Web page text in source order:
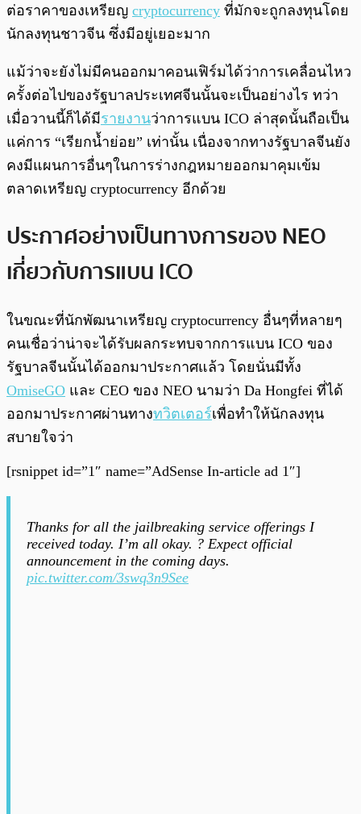
ต่อราคาของเหรียญ cryptocurrency ที่มักจะถูกลงทุนโดย
นักลงทุนชาวจีน ซึ่งมีอยู่เยอะมาก
แม้ว่าจะยังไม่มีคนออกมาคอนเฟิร์มได้ว่าการเคลื่อนไหว
ครั้งต่อไปของรัฐบาลประเทศจีนนั้นจะเป็นอย่างไร ทว่า
เมื่อวานนี้ก็ได้มีรายงานว่าการแบน ICO ล่าสุดนั้นถือเป็น
แค่การ “เรียกน้ำย่อย” เท่านั้น เนื่องจากทางรัฐบาลจีนยัง
คงมีแผนการอื่นๆในการร่างกฎหมายออกมาคุมเข้ม
ตลาดเหรียญ cryptocurrency อีกด้วย
ประกาศอย่างเป็นทางการของ NEO
เกี่ยวกับการแบน ICO
ในขณะที่นักพัฒนาเหรียญ cryptocurrency อื่นๆที่หลายๆ
คนเชื่อว่าน่าจะได้รับผลกระทบจากการแบน ICO ของ
รัฐบาลจีนนั้นได้ออกมาประกาศแล้ว โดยนั่นมีทั้ง
OmiseGO และ CEO ของ NEO นามว่า Da Hongfei ที่ได้
ออกมาประกาศผ่านทางทวิตเตอร์เพื่อทำให้นักลงทุน
สบายใจว่า
[rsnippet id=”1″ name=”AdSense In-article ad 1″]
Thanks for all the jailbreaking service offerings I
received today. I’m all okay. ? Expect official
announcement in the coming days.
pic.twitter.com/3swq3n9See